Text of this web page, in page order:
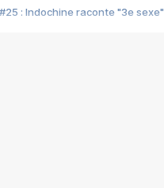
#25 : Indochine raconte "3e sexe"